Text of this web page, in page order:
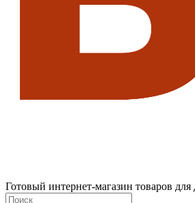
Готовый интернет-магазин товаров для